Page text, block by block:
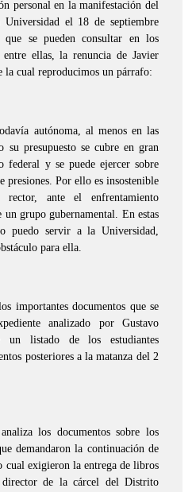
personal en la manifestación del
el 18 de septiembre
que se pueden consultar en los
entre ellas, la renuncia de Javier
la cual reproducimos un párrafo:
autónoma, al menos en las
su presupuesto se cubre en gran
federal y se puede ejercer sobre
presiones. Por ello es insostenible
ante el enfrentamiento
grupo gubernamental. En estas
puedo servir a la Universidad,
para ella.
importantes documentos que se
analizado por Gustavo
un listado de los estudiantes
posteriores a la matanza del 2
analiza los documentos sobre los
demandaron la continuación de
cual exigieron la entrega de libros
de la cárcel del Distrito